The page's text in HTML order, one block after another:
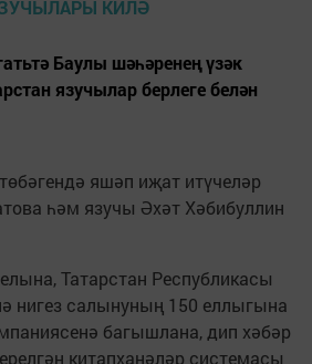
Баулы шәһәренең үзәк
язучылар берлеге белән
яшәп иҗат итүчеләр
һәм язучы Әхәт Хәбибуллин
Татарстан Республикасы
нигез салынуның 150 еллыгына
багышлана, дип хәбәр
китапханәләр системасы